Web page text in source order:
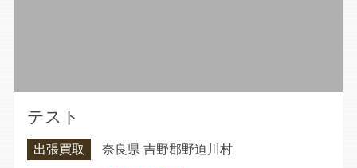
テスト
出張買取 奈良県 吉野郡野迫川村